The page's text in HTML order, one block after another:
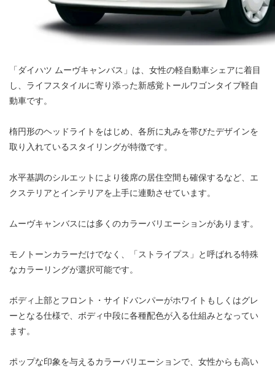
「ダイハツ ムーヴキャンバス」は、女性の軽自動車シェアに着目
し、ライフスタイルに寄り添った新感覚トールワゴンタイプ軽自
動車です。
楕円形のヘッドライトをはじめ、各所に丸みを帯びたデザインを
取り入れているスタイリングが特徴です。
水平基調のシルエットにより後席の居住空間も確保するなど、エ
クステリアとインテリアを上手に連動させています。
ムーヴキャンバスには多くのカラーバリエーションがあります。
モノトーンカラーだけでなく、「ストライプス」と呼ばれる特殊
なカラーリングが選択可能です。
ボディ上部とフロント・サイドバンパーがホワイトもしくはグレ
ーとなる仕様で、ボディ中段に各種配色が入る仕組みとなってい
ます。
ポップな印象を与えるカラーバリエーションで、女性からも高い